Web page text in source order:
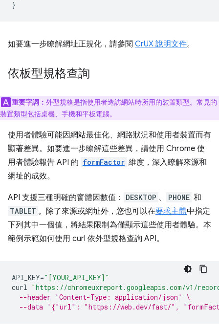
如要進一步瞭解網址正規化，請參閱 CrUX 說明文件。
依板型規格查詢
重要字詞： 外型規格是指使用者造訪網站時所用的裝置類型。常見的
裝置類型包括桌機、手機和平板電腦。
使用者體驗可能因網站最佳化、網路狀況和使用者裝置而有
顯著差異。如要進一步瞭解這些差異，請使用 Chrome 使
用者體驗報告 API 的 formFactor 維度，深入瞭解來源和
網址的成效。
API 支援三種明確的窗體因數值： DESKTOP 、 PHONE 和
TABLET 。除了來源或網址外，您也可以在要求主體中指定
下列其中一個值，將結果限制為僅顯示這些使用者體驗。本
範例示範如何使用 curl 依外型規格查詢 API。
API_KEY="[YOUR_API_KEY]"
curl "https://chromeuxreport.googleapis.com/v1/
--header 'Content-Type: application/json' \
--data '{"url": "https://web.dev/fast/",